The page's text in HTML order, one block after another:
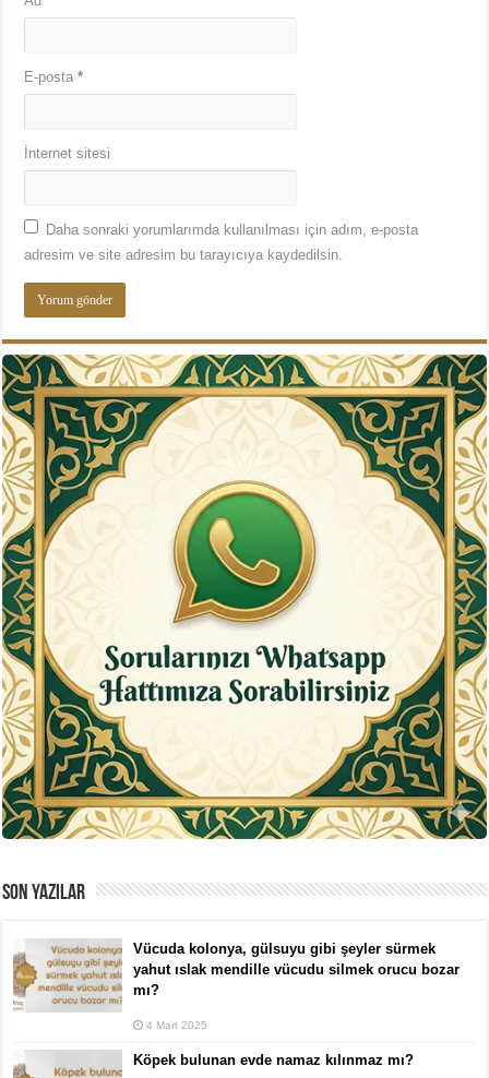
E-posta*
İnternet sitesi
Daha sonraki yorumlarımda kullanılması için adım, e-posta
adresim ve site adresim bu tarayıcıya kaydedilsin.
SON YAZILAR
Vücuda kolonya, gülsuyu gibi şeyler sürmek
yahut ıslak mendille vücudu silmek orucu bozar
mı?
4 Mart 2025
Köpek bulunan evde namaz kılınmaz mı?